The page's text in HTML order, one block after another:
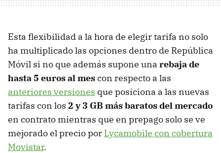
Esta flexibilidad a la hora de elegir tarifa no solo
ha multiplicado las opciones dentro de República
Móvil si no que además supone una rebaja de
hasta 5 euros al mescon respecto a las
anteriores versiones que posiciona a las nuevas
tarifas con los 2 y 3 GB más baratos del mercado
en contrato mientras que en prepago solo se ve
mejorado el precio por Lycamobile con cobertura
Movistar.